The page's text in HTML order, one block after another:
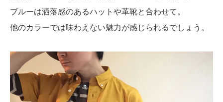
ブルーは洒落感のあるハットや革靴と合わせて。
他のカラーでは味わえない魅力が感じられるでしょう。